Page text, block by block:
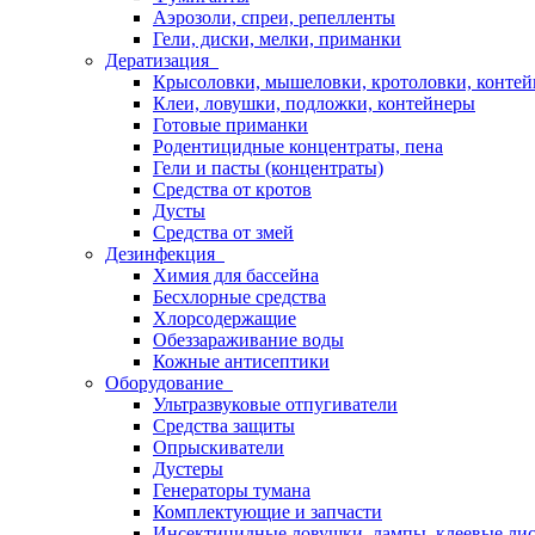
Аэрозоли, спреи, репелленты
Гели, диски, мелки, приманки
Дератизация
Крысоловки, мышеловки, кротоловки,
Клеи, ловушки, подложки, контейнеры
Готовые приманки
Родентицидные концентраты, пена
Гели и пасты (концентраты)
Средства от кротов
Дусты
Средства от змей
Дезинфекция
Химия для бассейна
Бесхлорные средства
Хлорсодержащие
Обеззараживание воды
Кожные антисептики
Оборудование
Ультразвуковые отпугиватели
Средства защиты
Опрыскиватели
Дустеры
Генераторы тумана
Комплектующие и запчасти